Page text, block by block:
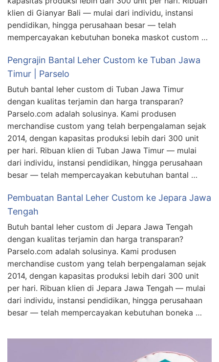
klien di Gianyar Bali — mulai dari individu, instansi
pendidikan, hingga perusahaan besar — telah
mempercayakan kebutuhan boneka maskot custom …
Pengrajin Bantal Leher Custom ke Tuban Jawa
Timur | Parselo
Butuh bantal leher custom di Tuban Jawa Timur
dengan kualitas terjamin dan harga transparan?
Parselo.com adalah solusinya. Kami produsen
merchandise custom yang telah berpengalaman sejak
2014, dengan kapasitas produksi lebih dari 300 unit
per hari. Ribuan klien di Tuban Jawa Timur — mulai
dari individu, instansi pendidikan, hingga perusahaan
besar — telah mempercayakan kebutuhan bantal …
Pembuatan Bantal Leher Custom ke Jepara Jawa
Tengah
Butuh bantal leher custom di Jepara Jawa Tengah
dengan kualitas terjamin dan harga transparan?
Parselo.com adalah solusinya. Kami produsen
merchandise custom yang telah berpengalaman sejak
2014, dengan kapasitas produksi lebih dari 300 unit
per hari. Ribuan klien di Jepara Jawa Tengah — mulai
dari individu, instansi pendidikan, hingga perusahaan
besar — telah mempercayakan kebutuhan boneka …